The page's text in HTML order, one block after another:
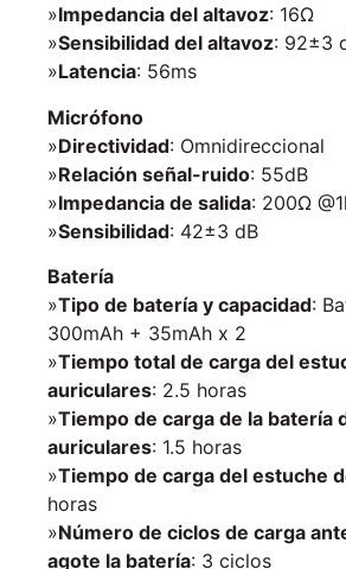
»Impedancia del altavoz: 16Ω
»Sensibilidad del altavoz: 92±3
»Latencia: 56ms
Micrófono
»Directividad: Omnidireccional
»Relación señal-ruido: 55dB
»Impedancia de salida: 200Ω
»Sensibilidad: 42±3 dB
Batería
»Tipo de batería y capacidad:
300mAh + 35mAh x 2
»Tiempo total de carga del
auriculares: 2.5 horas
»Tiempo de carga de la batería
auriculares: 1.5 horas
»Tiempo de carga del estuche
horas
»Número de ciclos de carga
agote la batería: 3 ciclos